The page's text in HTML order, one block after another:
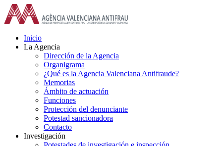
Saltar
al
contenido
Inicio
La Agencia
Dirección de la Agencia
Organigrama
¿Qué es la Agencia Valenciana Antifraude?
Memorias
Ámbito de actuación
Funciones
Protección del denunciante
Potestad sancionadora
Contacto
Investigación